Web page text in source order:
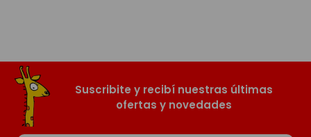
Suscribite y recibí nuestras últimas
ofertas y novedades